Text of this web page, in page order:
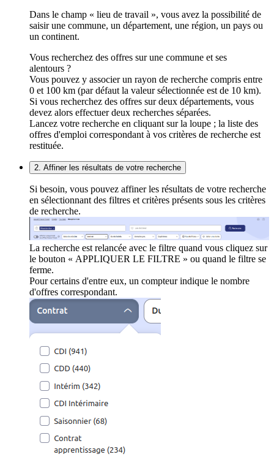
Dans le champ « lieu de travail », vous avez la possibilité de
saisir une commune, un département, une région, un pays ou
un continent.
Vous recherchez des offres sur une commune et ses
alentours ?
Vous pouvez y associer un rayon de recherche compris entre
0 et 100 km (par défaut la valeur sélectionnée est de 10 km).
Si vous recherchez des offres sur deux départements, vous
devez alors effectuer deux recherches séparées.
Lancez votre recherche en cliquant sur la loupe ; la liste des
offres d'emploi correspondant à vos critères de recherche est
restituée.
2. Affiner les résultats de votre recherche
Si besoin, vous pouvez affiner les résultats de votre recherche
en sélectionnant des filtres et critères présents sous les critères
de recherche.
La recherche est relancée avec le filtre quand vous cliquez sur
le bouton « APPLIQUER LE FILTRE » ou quand le filtre se
ferme.
Pour certains d'entre eux, un compteur indique le nombre
d'offres correspondant.